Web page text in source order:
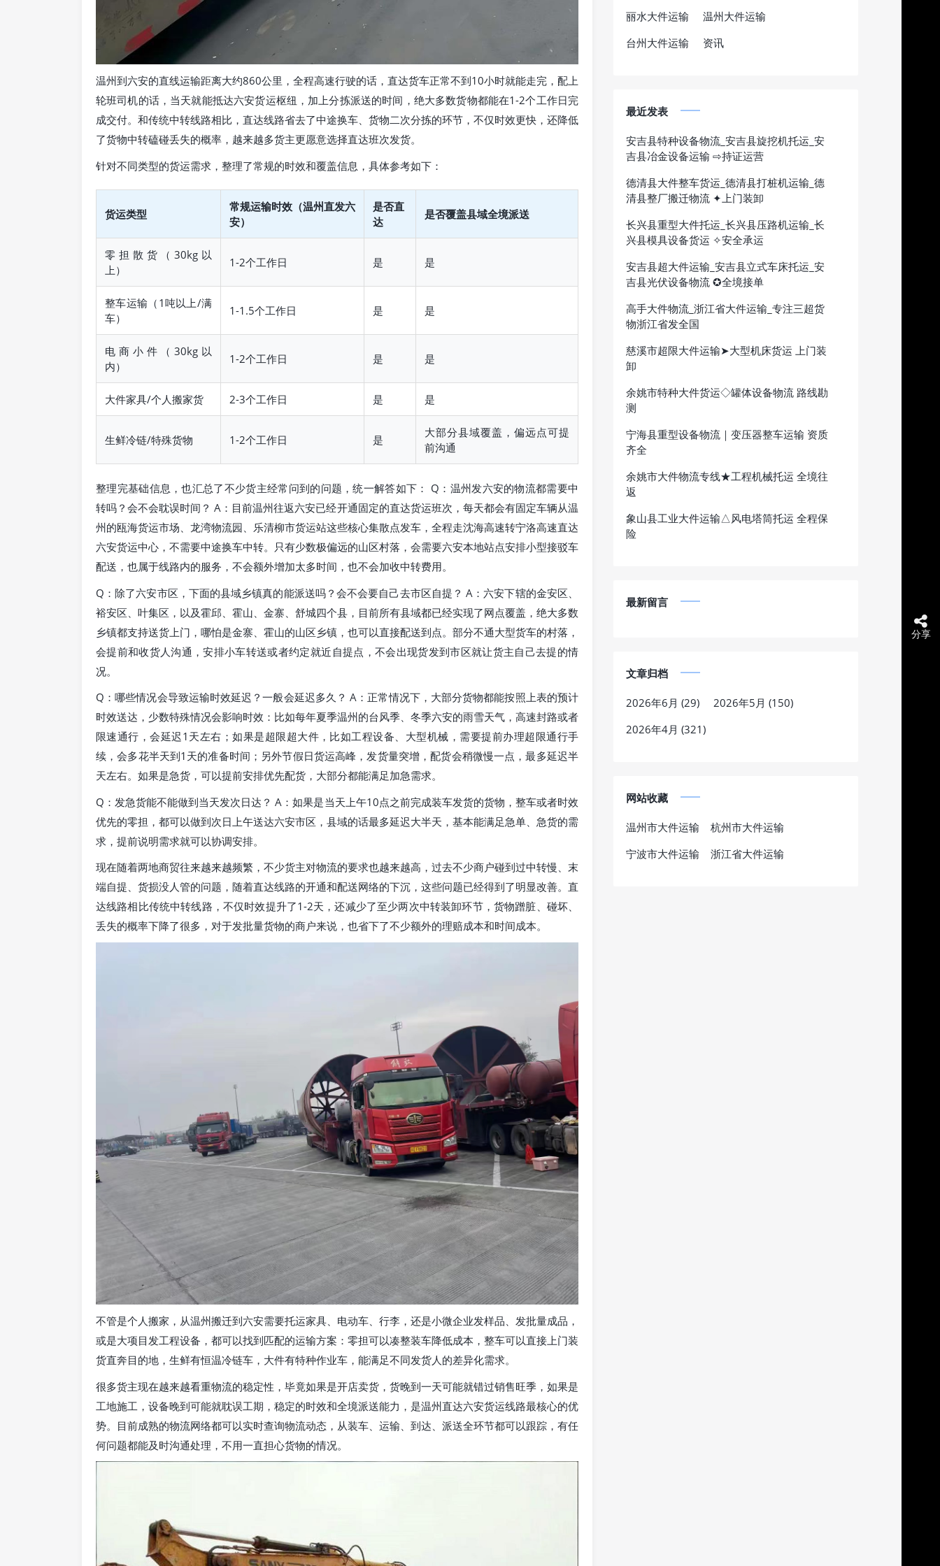
温州到六安的直线运输距离大约860公里，全程高速行驶的话，直达货车正常不到10小时就能走完，配上
轮班司机的话，当天就能抵达六安货运枢纽，加上分拣派送的时间，绝大多数货物都能在1-2个工作日完
成交付。和传统中转线路相比，直达线路省去了中途换车、货物二次分拣的环节，不仅时效更快，还降低
了货物中转磕碰丢失的概率，越来越多货主更愿意选择直达班次发货。
针对不同类型的货运需求，整理了常规的时效和覆盖信息，具体参考如下：
货运类型
常规运输时效（温州直发六
安）
是否直
达
是否覆盖县域全境派送
零担散货（30kg以
上）
1-2个工作日 是 是
整车运输（1吨以上/满
车）
1-1.5个工作日 是 是
电商小件（30kg以
内）
1-2个工作日 是 是
大件家具/个人搬家货 2-3个工作日 是 是
生鲜冷链/特殊货物 1-2个工作日 是
大部分县域覆盖，偏远点可提
前沟通
整理完基础信息，也汇总了不少货主经常问到的问题，统一解答如下： Q：温州发六安的物流都需要中
转吗？会不会耽误时间？ A：目前温州往返六安已经开通固定的直达货运班次，每天都会有固定车辆从温
州的瓯海货运市场、龙湾物流园、乐清柳市货运站这些核心集散点发车，全程走沈海高速转宁洛高速直达
六安货运中心，不需要中途换车中转。只有少数极偏远的山区村落，会需要六安本地站点安排小型接驳车
配送，也属于线路内的服务，不会额外增加太多时间，也不会加收中转费用。
Q：除了六安市区，下面的县域乡镇真的能派送吗？会不会要自己去市区自提？ A：六安下辖的金安区、
裕安区、叶集区，以及霍邱、霍山、金寨、舒城四个县，目前所有县域都已经实现了网点覆盖，绝大多数
乡镇都支持送货上门，哪怕是金寨、霍山的山区乡镇，也可以直接配送到点。部分不通大型货车的村落，
会提前和收货人沟通，安排小车转送或者约定就近自提点，不会出现货发到市区就让货主自己去提的情
况。
Q：哪些情况会导致运输时效延迟？一般会延迟多久？ A：正常情况下，大部分货物都能按照上表的预计
时效送达，少数特殊情况会影响时效：比如每年夏季温州的台风季、冬季六安的雨雪天气，高速封路或者
限速通行，会延迟1天左右；如果是超限超大件，比如工程设备、大型机械，需要提前办理超限通行手
续，会多花半天到1天的准备时间；另外节假日货运高峰，发货量突增，配货会稍微慢一点，最多延迟半
天左右。如果是急货，可以提前安排优先配货，大部分都能满足加急需求。
Q：发急货能不能做到当天发次日达？ A：如果是当天上午10点之前完成装车发货的货物，整车或者时效
优先的零担，都可以做到次日上午送达六安市区，县域的话最多延迟大半天，基本能满足急单、急货的需
求，提前说明需求就可以协调安排。
现在随着两地商贸往来越来越频繁，不少货主对物流的要求也越来越高，过去不少商户碰到过中转慢、末
端自提、货损没人管的问题，随着直达线路的开通和配送网络的下沉，这些问题已经得到了明显改善。直
达线路相比传统中转线路，不仅时效提升了1-2天，还减少了至少两次中转装卸环节，货物蹭脏、碰坏、
丢失的概率下降了很多，对于发批量货物的商户来说，也省下了不少额外的理赔成本和时间成本。
不管是个人搬家，从温州搬迁到六安需要托运家具、电动车、行李，还是小微企业发样品、发批量成品，
或是大项目发工程设备，都可以找到匹配的运输方案：零担可以凑整装车降低成本，整车可以直接上门装
货直奔目的地，生鲜有恒温冷链车，大件有特种作业车，能满足不同发货人的差异化需求。
很多货主现在越来越看重物流的稳定性，毕竟如果是开店卖货，货晚到一天可能就错过销售旺季，如果是
工地施工，设备晚到可能就耽误工期，稳定的时效和全境派送能力，是温州直达六安货运线路最核心的优
势。目前成熟的物流网络都可以实时查询物流动态，从装车、运输、到达、派送全环节都可以跟踪，有任
何问题都能及时沟通处理，不用一直担心货物的情况。
丽水大件运输
温州大件运输
台州大件运输
资讯
最近发表
安吉县特种设备物流_安吉县旋挖机托运_安
吉县冶金设备运输 ⇨持证运营
德清县大件整车货运_德清县打桩机运输_德
清县整厂搬迁物流 ✦上门装卸
长兴县重型大件托运_长兴县压路机运输_长
兴县模具设备货运 ✧安全承运
安吉县超大件运输_安吉县立式车床托运_安
吉县光伏设备物流 ✪全境接单
高手大件物流_浙江省大件运输_专注三超货
物浙江省发全国
慈溪市超限大件运输➤大型机床货运 上门装
卸
余姚市特种大件货运◇罐体设备物流 路线勘
测
宁海县重型设备物流｜变压器整车运输 资质
齐全
余姚市大件物流专线★工程机械托运 全境往
返
象山县工业大件运输△风电塔筒托运 全程保
险
最新留言
文章归档
2026年6月 (29)
2026年5月 (150)
2026年4月 (321)
网站收藏
温州市大件运输
杭州市大件运输
宁波市大件运输
浙江省大件运输
分享